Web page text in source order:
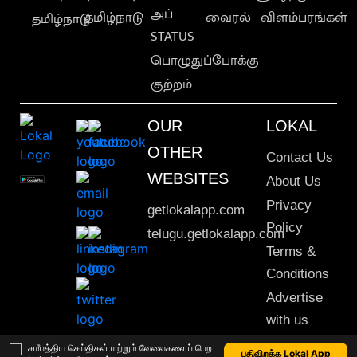
சமீபத்திய செய்திகள் மற்றும் வேலைகளைப் பெற
பதிவிறக்க Lokal App
தமிழ்நாடுதமிழ்நாடு அப்
STATUS
பொழுதுப்போக்கு
குற்றம்
வைரல் விளம்பரங்கள்
OUR
OTHER
WEBSITES
getlokalapp.com
telugu.getlokalapp.com
LOKAL
Contact Us
About Us
Privacy
Policy
Terms &
Conditions
Advertise
with us
Sitemap